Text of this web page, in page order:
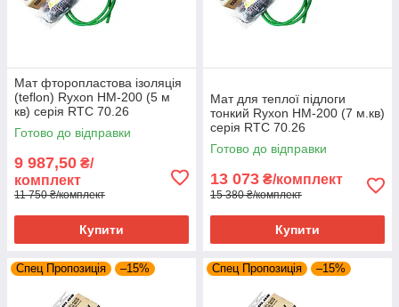
Мат фторопластова ізоляція
(teflon) Ryxon HM-200 (5 м
кв) серія RTC 70.26
Готово до відправки
9 987,50 ₴/
комплект
11 750 ₴/комплект
Купити
Мат для теплої підлоги
тонкий Ryxon HM-200 (7 м.кв)
серія RTC 70.26
Готово до відправки
13 073 ₴/комплект
15 380 ₴/комплект
Купити
Спец Пропозиція –15% Спец Пропозиція –15%